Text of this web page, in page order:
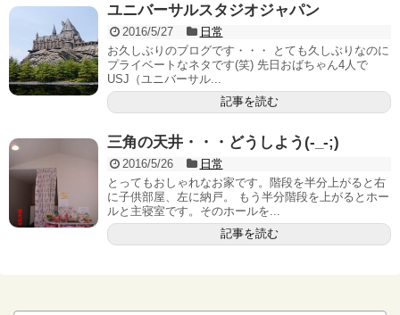
ユニバーサルスタジオジャパン
2016/5/27
日常
お久しぶりのブログです・・・ とても久しぶりなのに
プライベートなネタです(笑) 先日おばちゃん4人で
USJ（ユニバーサル...
記事を読む
三角の天井・・・どうしよう(-_-;)
2016/5/26
日常
とってもおしゃれなお家です。階段を半分上がると右
に子供部屋、左に納戸。 もう半分階段を上がるとホー
ルと主寝室です。そのホールを...
記事を読む